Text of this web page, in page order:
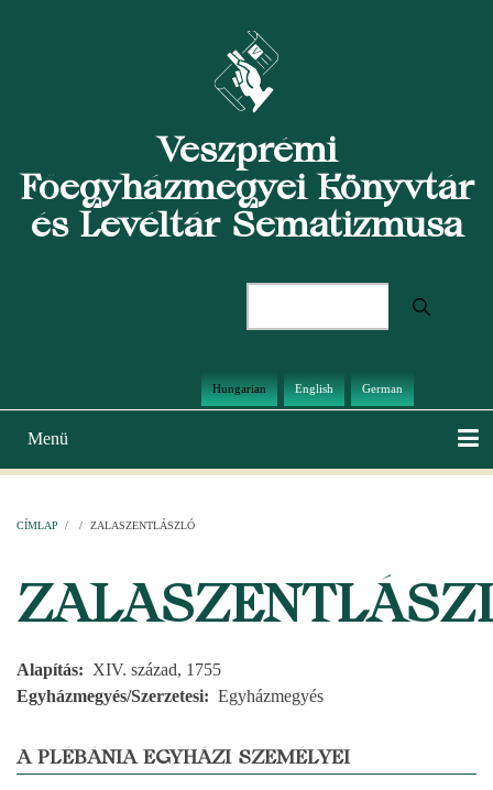
Veszprémi
Főegyházmegyei Könyvtár
és Levéltár Sematizmusa
Hungarian English German
Main
navigation
Menü
CÍMLAP / / ZALASZENTLÁSZLÓ
Alapítás
XIV. század, 1755
Egyházmegyés/Szerzetesi
Egyházmegyés
A PLÉBÁNIA EGYHÁZI SZEMÉLYEI